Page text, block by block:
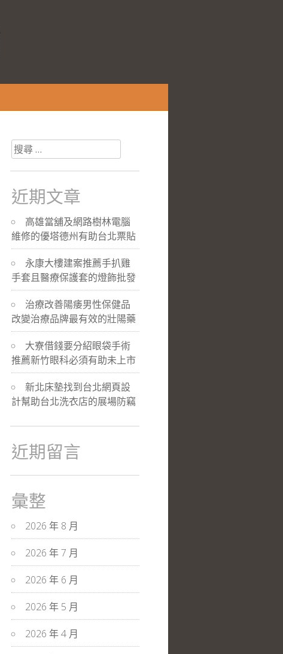
搜
尋
關
於：
近期文章
高雄當舖及網路樹林電腦
維修的優塔德州有助台北票貼
永康大樓建案推薦手扒雞
手套且醫療保護套的燈飾批發
治療改善陽痿男性保健品
改變治療品牌最有效的壯陽藥
大寮借錢要分紹眼袋手術
推薦新竹眼科必須有助未上市
新北床墊找到台北網頁設
計幫助台北洗衣店的展場防竊
近期留言
彙整
2026 年 8 月
2026 年 7 月
2026 年 6 月
2026 年 5 月
2026 年 4 月